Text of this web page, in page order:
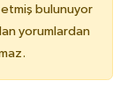
etmiş bulunuyor
yorumlardan